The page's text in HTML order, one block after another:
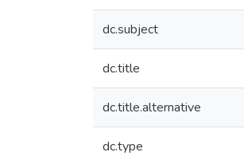
dc.subject
dc.title
dc.title.alternative
dc.type